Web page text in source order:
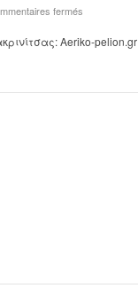
fermés
Aeriko-pelion.gr